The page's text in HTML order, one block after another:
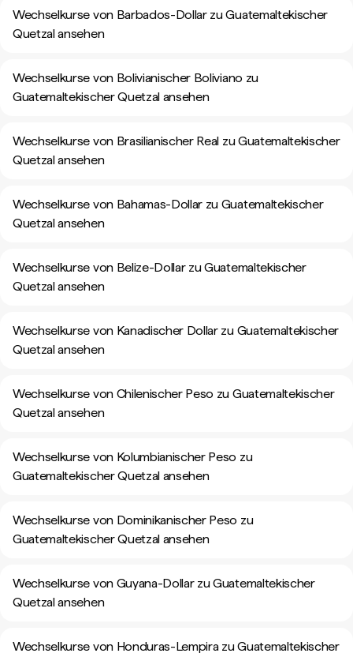
Wechselkurse von Barbados-Dollar zu Guatemaltekischer
Quetzal ansehen
Wechselkurse von Bolivianischer Boliviano zu
Guatemaltekischer Quetzal ansehen
Wechselkurse von Brasilianischer Real zu Guatemaltekischer
Quetzal ansehen
Wechselkurse von Bahamas-Dollar zu Guatemaltekischer
Quetzal ansehen
Wechselkurse von Belize-Dollar zu Guatemaltekischer
Quetzal ansehen
Wechselkurse von Kanadischer Dollar zu Guatemaltekischer
Quetzal ansehen
Wechselkurse von Chilenischer Peso zu Guatemaltekischer
Quetzal ansehen
Wechselkurse von Kolumbianischer Peso zu
Guatemaltekischer Quetzal ansehen
Wechselkurse von Dominikanischer Peso zu
Guatemaltekischer Quetzal ansehen
Wechselkurse von Guyana-Dollar zu Guatemaltekischer
Quetzal ansehen
Wechselkurse von Honduras-Lempira zu Guatemaltekischer